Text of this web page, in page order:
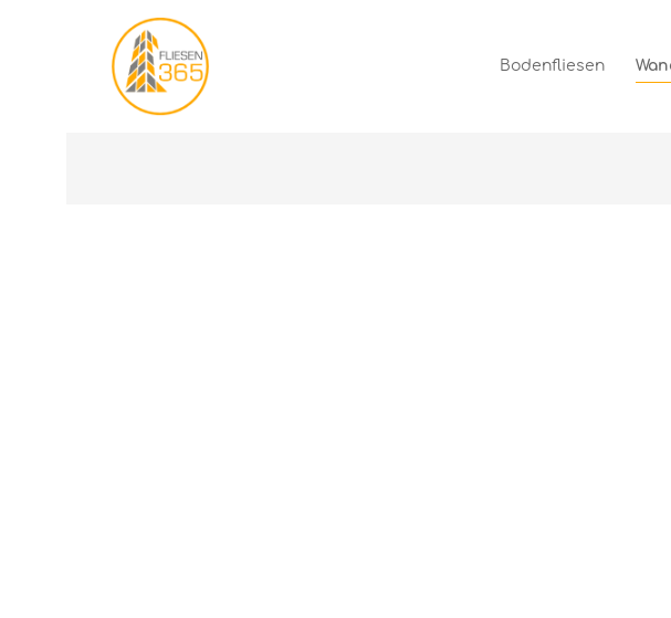
Bodenfliesen